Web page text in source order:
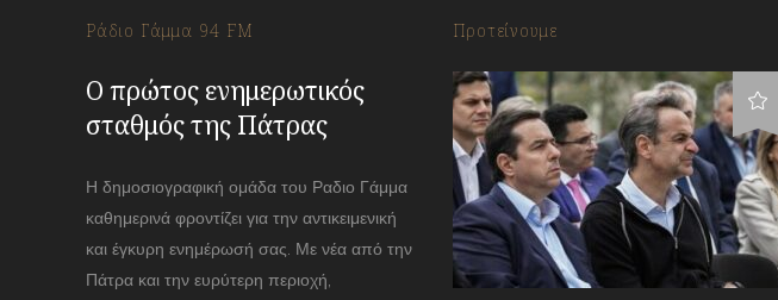
Ράδιο Γάμμα 94 FM
Ο πρώτος ενημερωτικός
σταθμός της Πάτρας
Η δημοσιογραφική ομάδα του Ραδιο Γάμμα
καθημερινά φροντίζει για την αντικειμενική
και έγκυρη ενημέρωσή σας. Με νέα από την
Πάτρα και την ευρύτερη περιοχή,
Προτείνουμε